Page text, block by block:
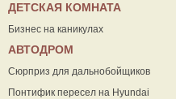
ДЕТСКАЯ КОМНАТА
Бизнес на каникулах
АВТОДРОМ
Сюрприз для дальнобойщиков
Понтифик пересел на Hyundai